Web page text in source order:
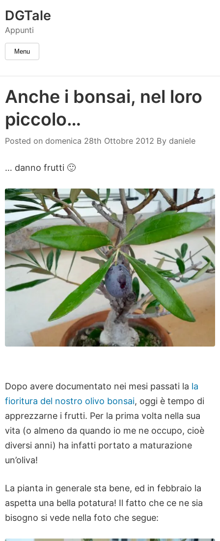
daniele
DGTale
Appunti
Menu
Anche i bonsai, nel loro
piccolo…
Posted on domenica 28th Ottobre 2012 By daniele
… danno frutti 🙂
Dopo avere documentato nei mesi passati la la
fioritura del nostro olivo bonsai, oggi è tempo di
apprezzarne i frutti. Per la prima volta nella sua
vita (o almeno da quando io me ne occupo, cioè
diversi anni) ha infatti portato a maturazione
un’oliva!
La pianta in generale sta bene, ed in febbraio la
aspetta una bella potatura! Il fatto che ce ne sia
bisogno si vede nella foto che segue: